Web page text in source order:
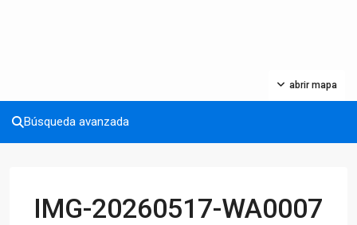
abrir mapa
Búsqueda avanzada
IMG-20260517-WA0007